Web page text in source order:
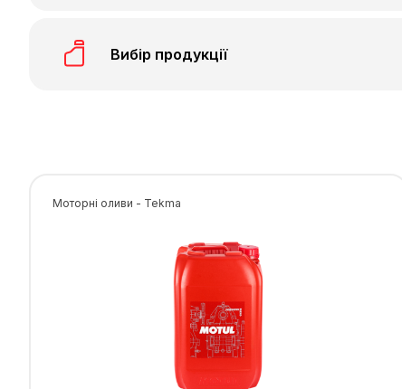
Вибір продукції
Моторні оливи - Tekma